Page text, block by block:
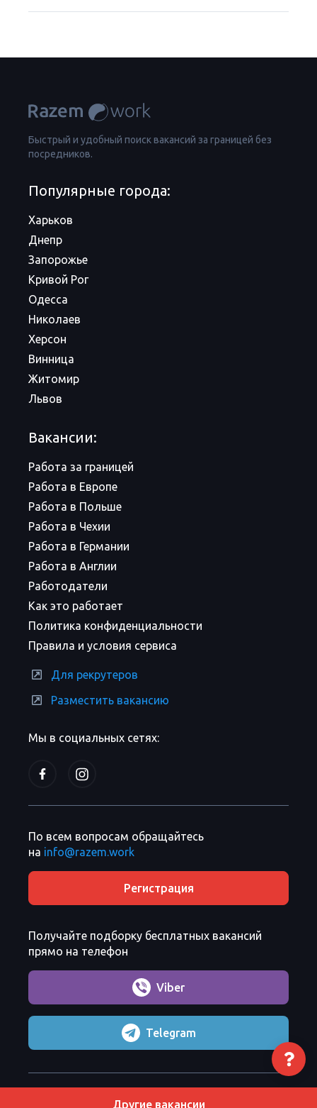
Другие вакансии
Быстрый и удобный поиск вакансий за границей без
посредников.
Мы в социальных сетях:
Популярные города:
Харьков
Днепр
Запорожье
Кривой Рог
Одесса
Николаев
Херсон
Винница
Житомир
Львов
Вакансии:
Работа за границей
Работа в Европе
Работа в Польше
Работа в Чехии
Работа в Германии
Работа в Англии
Работодатели
Как это работает
Политика конфиденциальности
Правила и условия сервиса
Для рекрутеров
Разместить вакансию
По всем вопросам обращайтесь
на info@razem.work
Регистрация
Получайте подборку бесплатных вакансий
прямо на телефон
Viber
Telegram